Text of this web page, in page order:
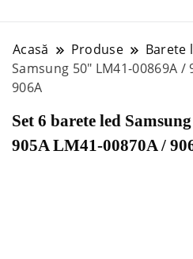
Acasă Produse Barete
Samsung 50″ LM41-00869A /
906A
Set 6 barete led
905A LM41-00870A /